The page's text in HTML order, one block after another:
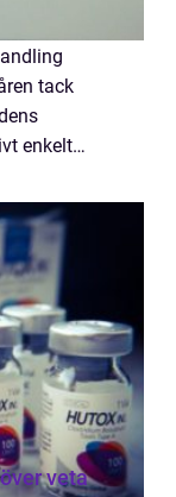
tack
enkelt
veta